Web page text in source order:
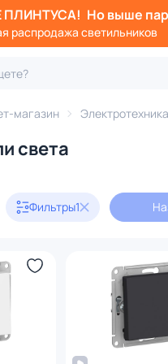
Но выше
распродажа светильников
магазин Электротехника
света
Фильтры1
Фильтры